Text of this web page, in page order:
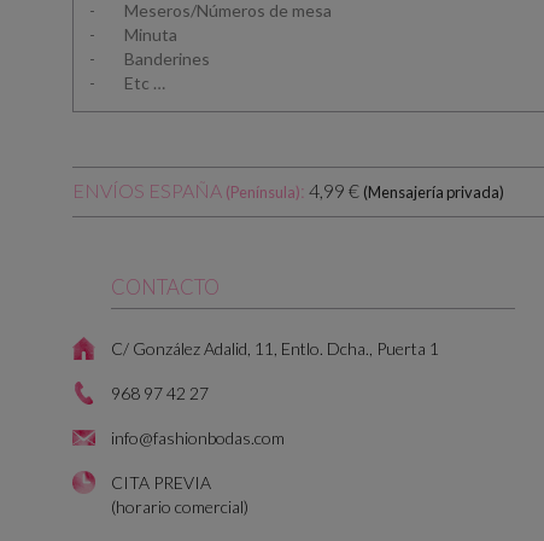
- Meseros/Números de mesa
- Minuta
- Banderines
- Etc …
ENVÍOS ESPAÑA (Península): 4,99 € (Mensajería privada)
CONTACTO
C/ González Adalid, 11, Entlo. Dcha., Puerta 1
968 97 42 27
info@fashionbodas.com
CITA PREVIA
(horario comercial)